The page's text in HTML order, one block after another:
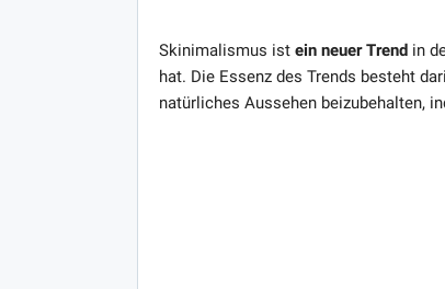
Skinimalismus ist ein neuer Trendin
hat. Die Essenz des Trends besteht
natürliches Aussehen beizubehalten,